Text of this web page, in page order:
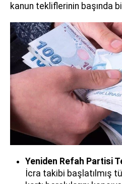
kanun tekliflerinin başında
Yeniden Refah Partisi
İcra takibi başlatılmış